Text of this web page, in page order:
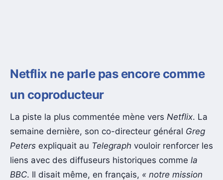
Netflix ne parle pas encore comme
un coproducteur
La piste la plus commentée mène vers Netflix. La
semaine dernière, son co-directeur général Greg
Peters expliquait au Telegraph vouloir renforcer les
liens avec des diffuseurs historiques comme la
BBC. Il disait même, en français, « notre mission